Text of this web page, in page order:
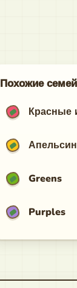
Похожие
Greens
Purples